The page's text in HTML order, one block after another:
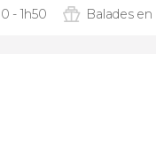
- 1h50 Balades